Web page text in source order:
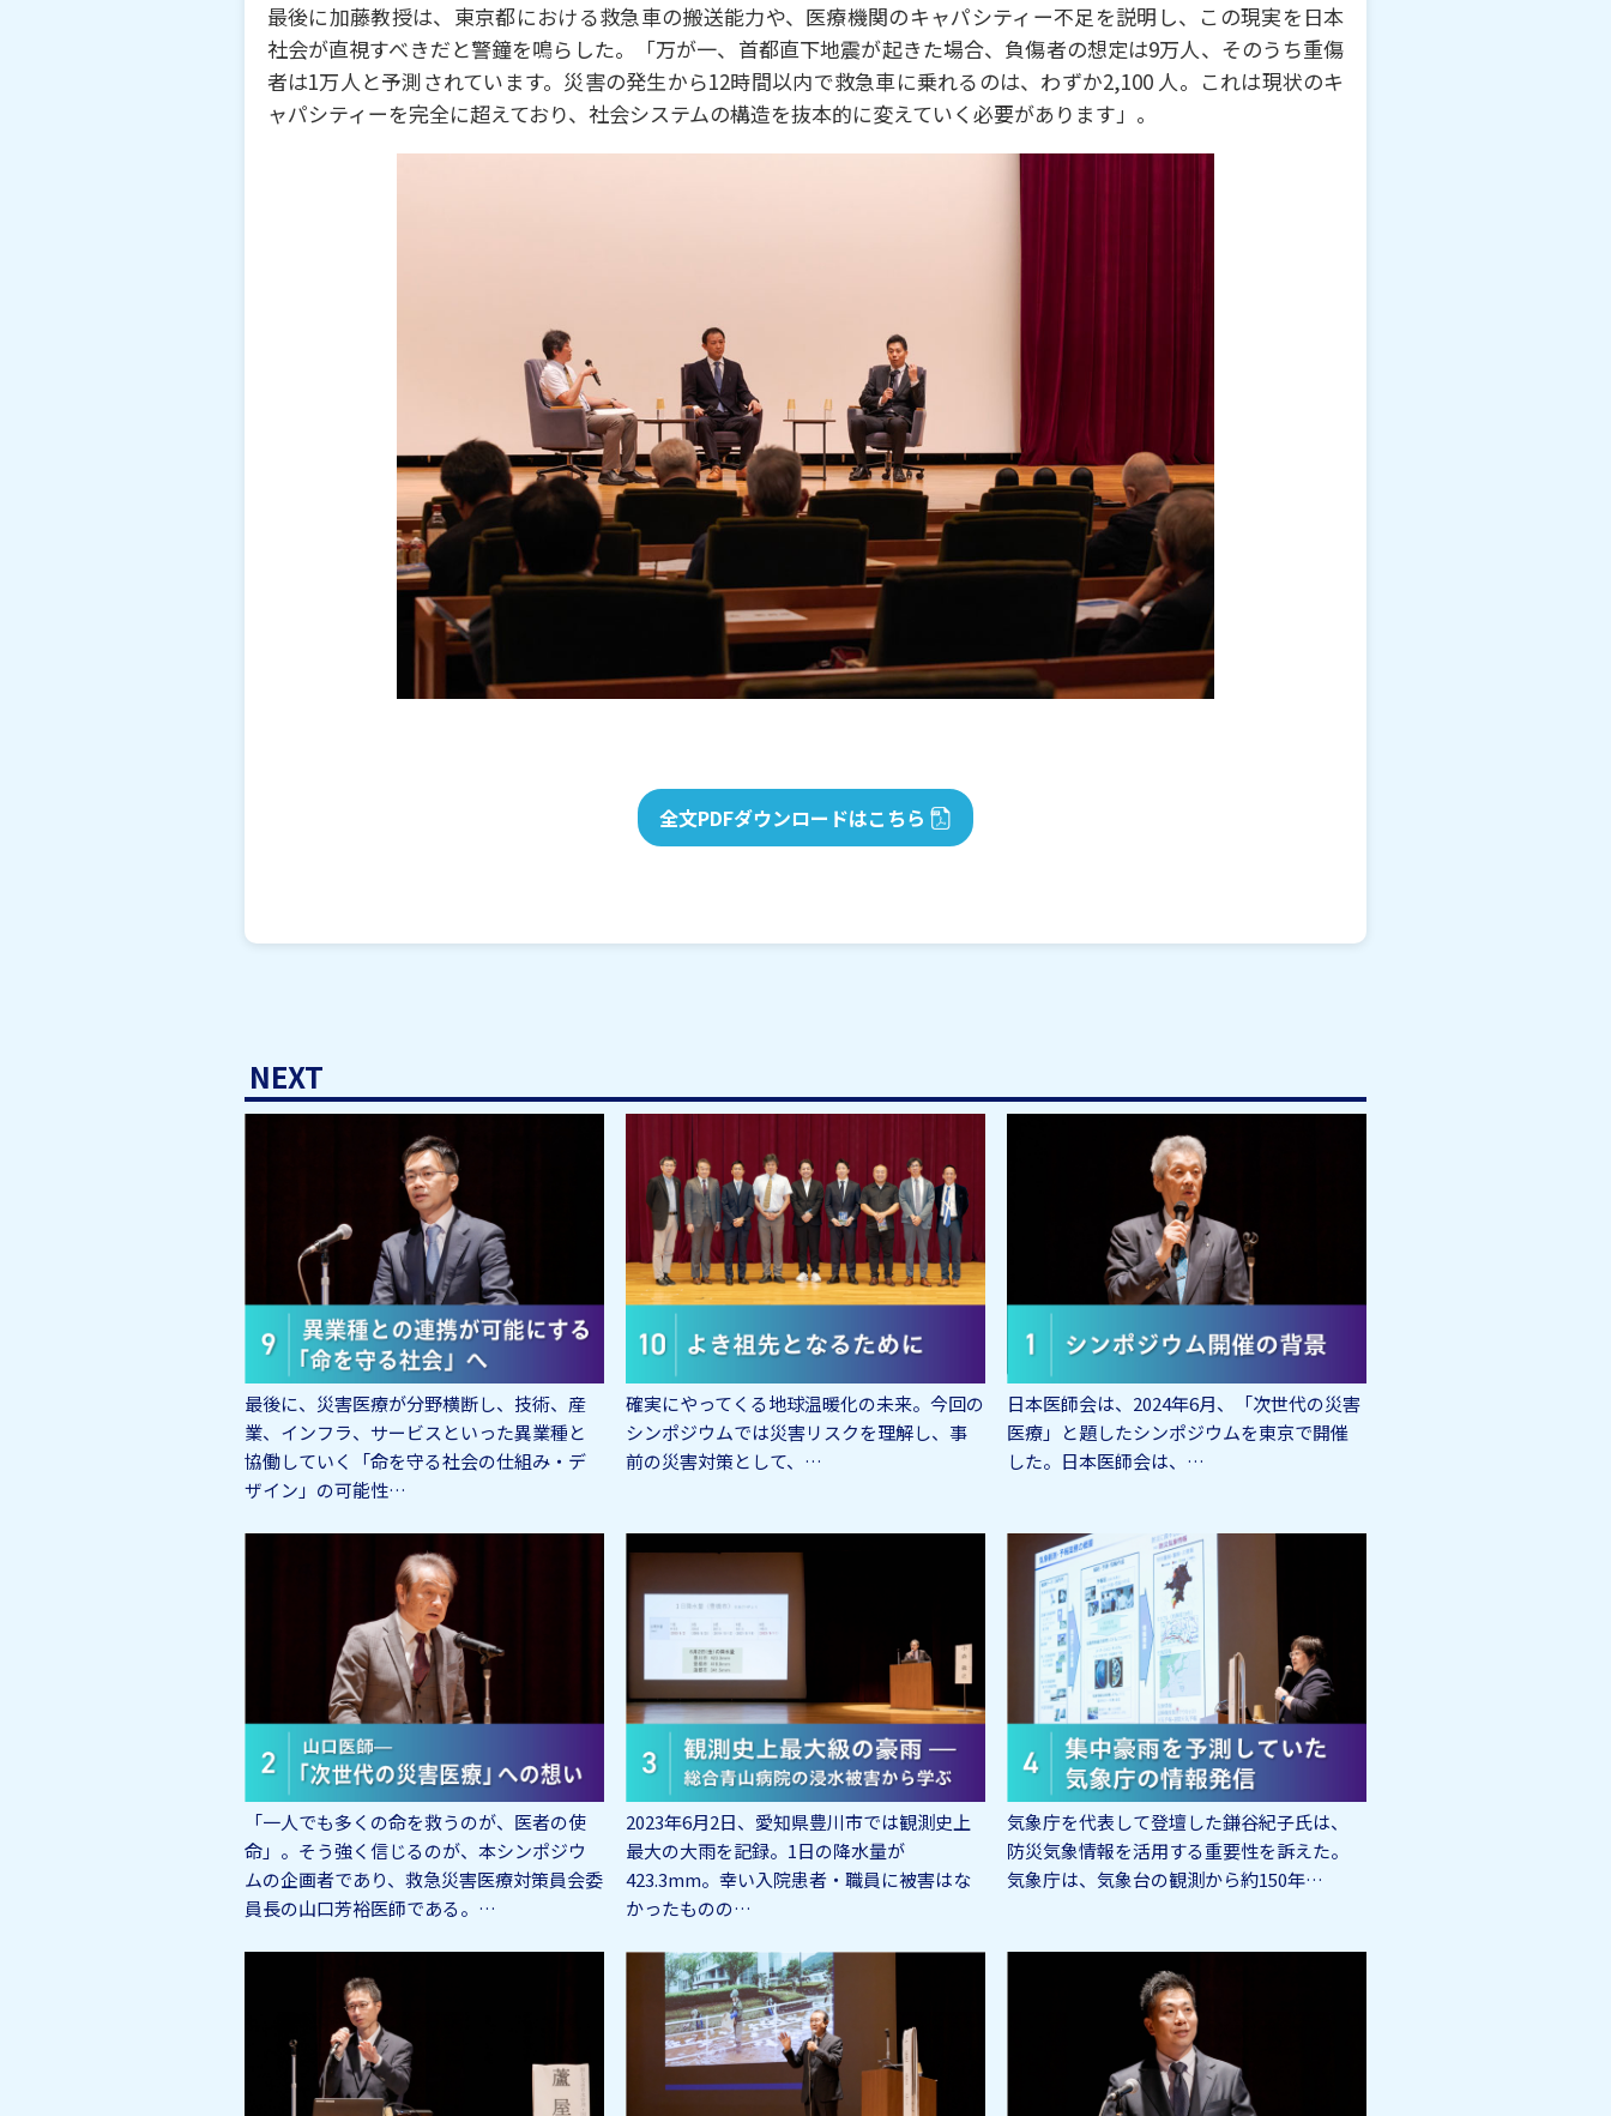
最後に加藤教授は、東京都における救急⾞の搬送能⼒や、医療機関のキャパシティー不⾜を説明し、この現実を⽇本
社会が直視すべきだと警鐘を鳴らした。「万が⼀、⾸都直下地震が起きた場合、負傷者の想定は9万⼈、そのうち重傷
者は1万⼈と予測されています。災害の発⽣から12時間以内で救急⾞に乗れるのは、わずか2,100 ⼈。これは現状のキ
ャパシティーを完全に超えており、社会システムの構造を抜本的に変えていく必要があります」。
全文PDFダウンロードはこちら
NEXT
最後に、災害医療が分野横断し、技術、産
業、インフラ、サービスといった異業種と
協働していく「命を守る社会の仕組み・デ
ザイン」の可能性…
確実にやってくる地球温暖化の未来。今回の
シンポジウムでは災害リスクを理解し、事
前の災害対策として、…
日本医師会は、2024年6月、「次世代の災害
医療」と題したシンポジウムを東京で開催
した。日本医師会は、…
「一人でも多くの命を救うのが、医者の使
命」。そう強く信じるのが、本シンポジウ
ムの企画者であり、救急災害医療対策員会委
員長の山口芳裕医師である。…
2023年6月2日、愛知県豊川市では観測史上
最大の大雨を記録。1日の降水量が
423.3mm。幸い入院患者・職員に被害はな
かったものの…
気象庁を代表して登壇した鎌谷紀子氏は、
防災気象情報を活用する重要性を訴えた。
気象庁は、気象台の観測から約150年…